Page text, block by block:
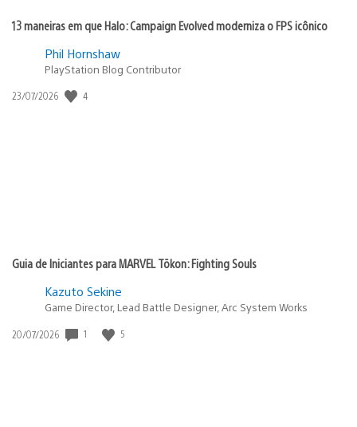
13 maneiras em que Halo: Campaign Evolved moderniza o FPS icônico
Phil Hornshaw
PlayStation Blog Contributor
Data
23/07/2026 4
Guia de Iniciantes para MARVEL Tōkon: Fighting Souls
Kazuto Sekine
Game Director, Lead Battle Designer, Arc System Works
Data
20/07/2026 1 5